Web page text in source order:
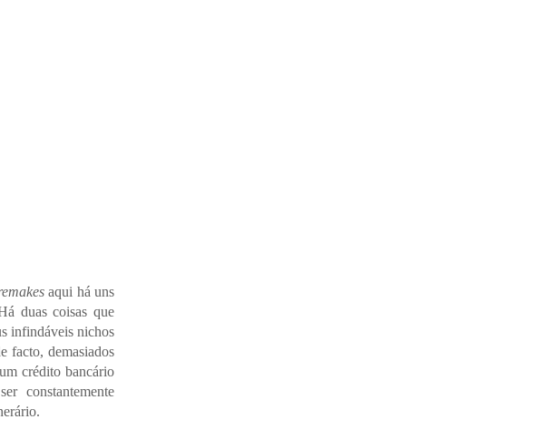
aqui há uns
duas coisas que
infindáveis nichos
facto, demasiados
crédito bancário
constantemente